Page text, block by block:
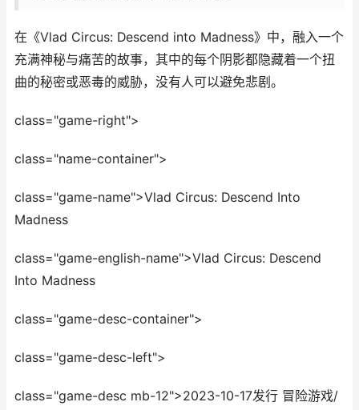
在《Vlad Circus: Descend into Madness》中，融入一个
充满神秘与痛苦的故事，其中的每个阴影都隐藏着一个扭
曲的秘密或恶毒的威胁，没有人可以避免悲剧。
class="game-right">
class="name-container">
class="game-name">Vlad Circus: Descend Into
Madness
class="game-english-name">Vlad Circus: Descend
Into Madness
class="game-desc-container">
class="game-desc-left">
class="game-desc mb-12">2023-10-17发行 冒险游戏/